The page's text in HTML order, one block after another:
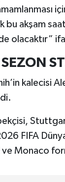
bu akşam
olacaktır”
kalecisi
2026 FIFA
Monaco